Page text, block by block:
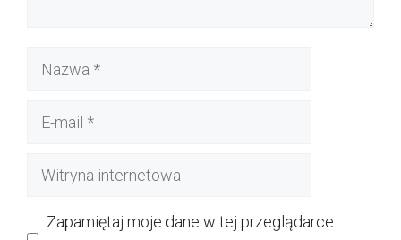
Nazwa
Witryna
Zapamiętaj moje dane w tej przeglądarce